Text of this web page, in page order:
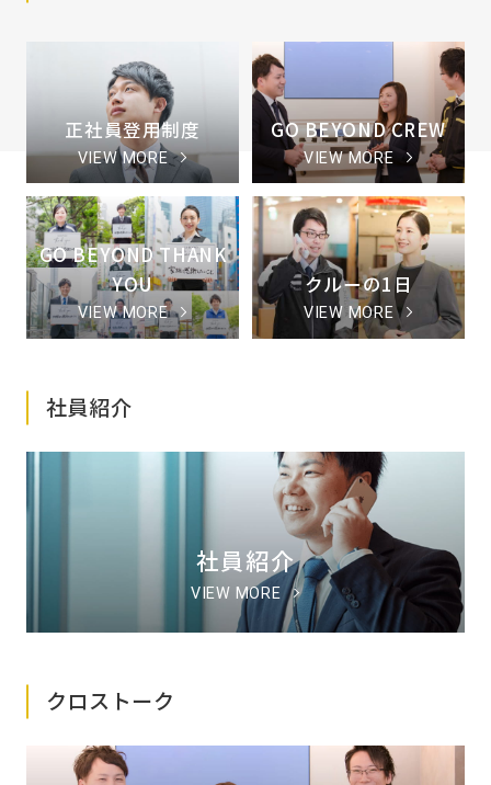
正社員登用制度
VIEW MORE
GO BEYOND CREW
VIEW MORE
GO BEYOND THANK
YOU
VIEW MORE
クルーの1日
VIEW MORE
社員紹介
社員紹介
VIEW MORE
クロストーク